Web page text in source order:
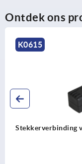
Ontdek ons
buis